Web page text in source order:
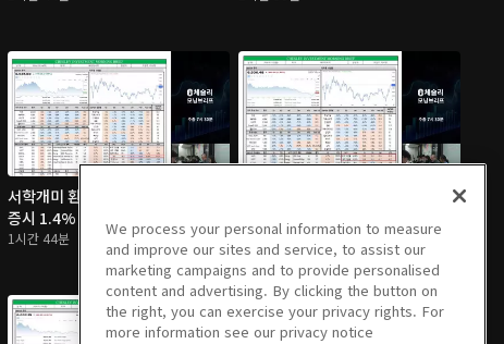
서학개미 환호…WTI 10%↓ 뉴욕
증시 1.4%↑
1시간 44분
We process your personal information to measure
and improve our sites and service, to assist our
marketing campaigns and to provide personalised
content and advertising. By clicking the button on
the right, you can exercise your privacy rights. For
more information see our privacy notice